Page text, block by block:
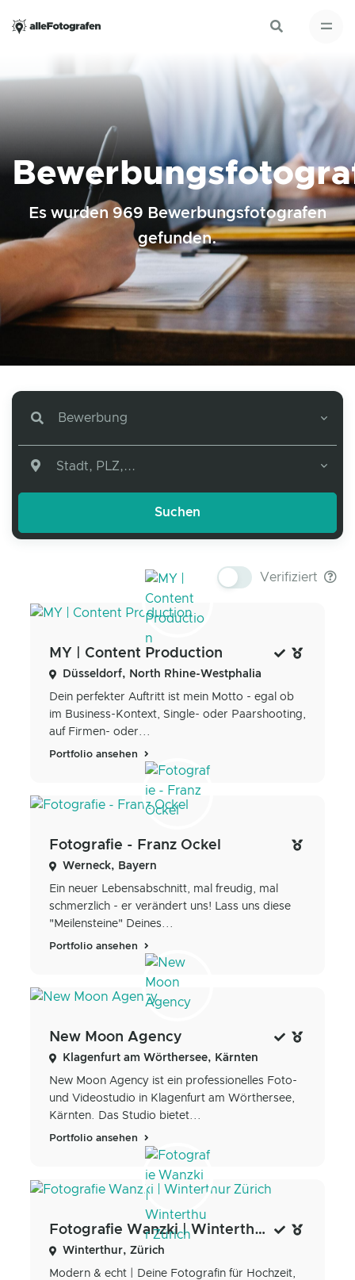
Es wurden 969 Bewerbungsfotografen
gefunden.
Bewerbung
Stadt, PLZ,...
Verifiziert
MY | Content Production
Düsseldorf, North Rhine-Westphalia
Dein perfekter Auftritt ist mein Motto - egal ob
im Business-Kontext, Single- oder Paarshooting,
auf Firmen- oder...
Portfolio ansehen
Fotografie - Franz Ockel
Werneck, Bayern
Ein neuer Lebensabschnitt, mal freudig, mal
schmerzlich - er verändert uns! Lass uns diese
"Meilensteine" Deines...
Portfolio ansehen
New Moon Agency
Klagenfurt am Wörthersee, Kärnten
New Moon Agency ist ein professionelles Foto-
und Videostudio in Klagenfurt am Wörthersee,
Kärnten. Das Studio bietet...
Portfolio ansehen
Fotografie Wanzki | Winterthur Zürich
Winterthur, Zürich
Modern & echt | Deine Fotografin für Hochzeit,